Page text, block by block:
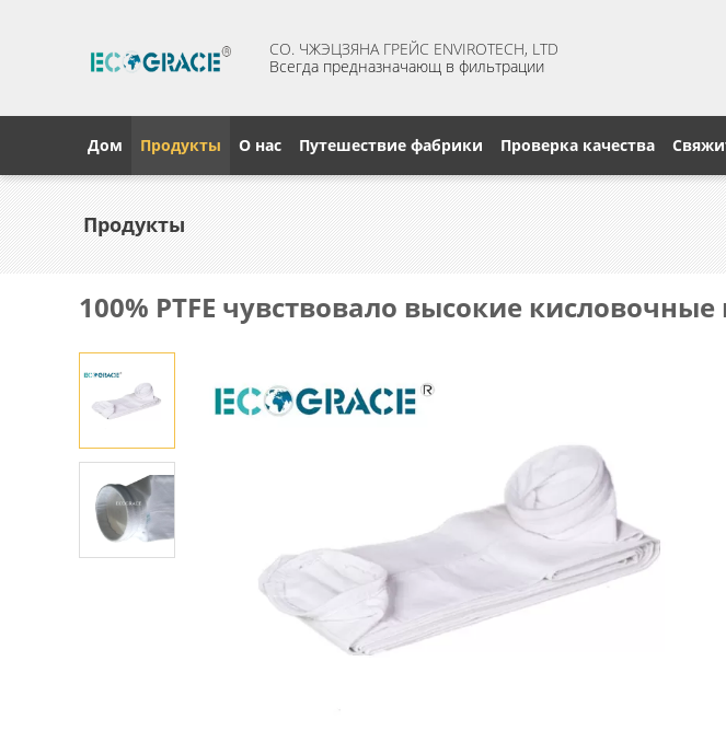
CO. ЧЖЭЦЗЯНА ГРЕЙС ENVIROTECH, LTD
Всегда предназначающ в фильтрации
Дом Продукты О нас Путешествие фабрики Проверка качества
Продукты
100% PTFE чувствовало высокие